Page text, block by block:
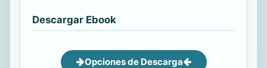
Descargar Ebook
Opciones de Descarga